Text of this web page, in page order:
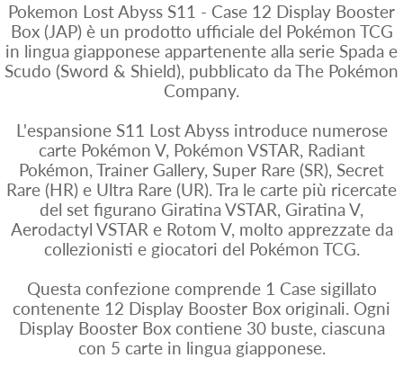
Pokemon Lost Abyss S11 - Case 12 Display Booster
Box (JAP) è un prodotto ufficiale del Pokémon TCG
in lingua giapponese appartenente alla serie Spada e
Scudo (Sword & Shield), pubblicato da The Pokémon
Company.
L'espansione S11 Lost Abyss introduce numerose
carte Pokémon V, Pokémon VSTAR, Radiant
Pokémon, Trainer Gallery, Super Rare (SR), Secret
Rare (HR) e Ultra Rare (UR). Tra le carte più ricercate
del set figurano Giratina VSTAR, Giratina V,
Aerodactyl VSTAR e Rotom V, molto apprezzate da
collezionisti e giocatori del Pokémon TCG.
Questa confezione comprende 1 Case sigillato
contenente 12 Display Booster Box originali. Ogni
Display Booster Box contiene 30 buste, ciascuna
con 5 carte in lingua giapponese.